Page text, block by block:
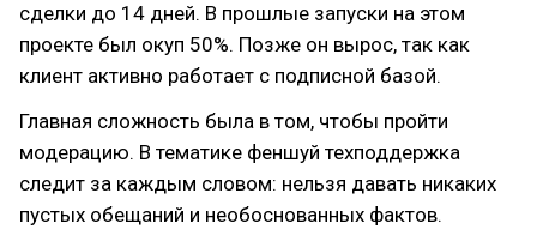
сделки до 14 дней. В прошлые запуски на этом
проекте был окуп 50%. Позже он вырос, так как
клиент активно работает с подписной базой.
Главная сложность была в том, чтобы пройти
модерацию. В тематике феншуй техподдержка
следит за каждым словом: нельзя давать никаких
пустых обещаний и необоснованных фактов.